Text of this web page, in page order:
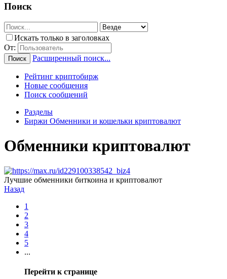
Поиск
Искать только в заголовках
От:
Поиск Расширенный поиск...
Рейтинг криптобирж
Новые сообщения
Поиск сообщений
Разделы
Биржи Обменники и кошельки криптовалют
Обменники криптовалют
Лучшие обменники биткоина и криптовалют
Назад
1
2
3
4
5
...
Перейти к странице